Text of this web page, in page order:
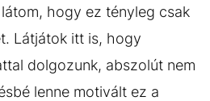
hogy ez tényleg csak
Látjátok itt is, hogy
dolgozunk, abszolút nem
lenne motivált ez a